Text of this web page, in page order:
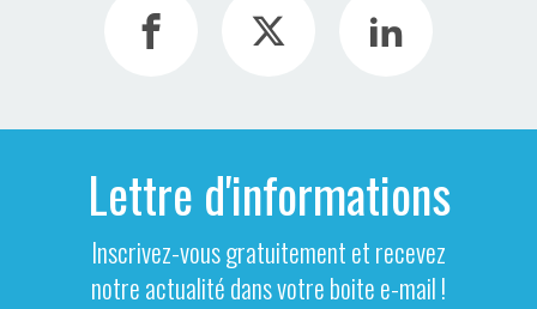
Lettre d'informations
Inscrivez-vous gratuitement et recevez
notre actualité dans votre boite e-mail !